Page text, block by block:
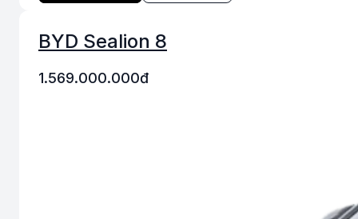
BYD Sealion 8
1.569.000.000đ